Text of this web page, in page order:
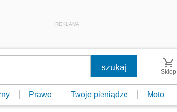
REKLAMA
Sklep
Prawo Twoje pieniądze Moto